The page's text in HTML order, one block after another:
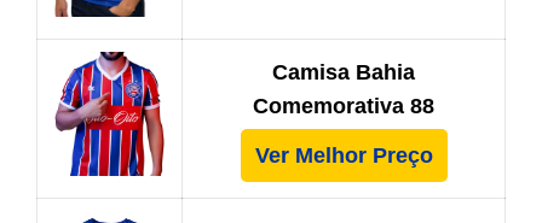
Camisa Bahia
Comemorativa 88
Ver Melhor Preço